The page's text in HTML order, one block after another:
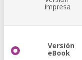
impresa
Versión
eBook